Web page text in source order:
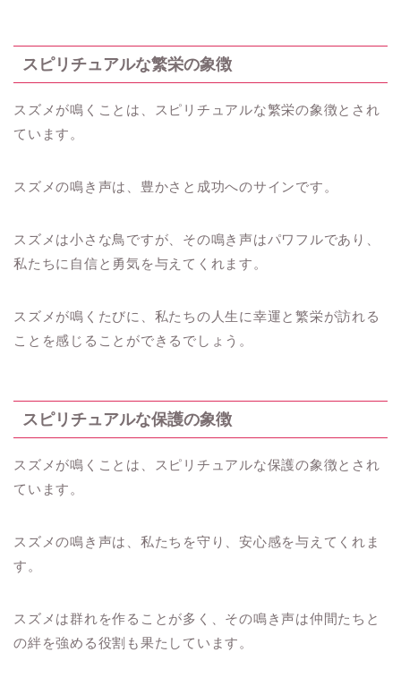
スピリチュアルな繁栄の象徴
スズメが鳴くことは、スピリチュアルな繁栄の象徴とされ
ています。
スズメの鳴き声は、豊かさと成功へのサインです。
スズメは小さな鳥ですが、その鳴き声はパワフルであり、
私たちに自信と勇気を与えてくれます。
スズメが鳴くたびに、私たちの人生に幸運と繁栄が訪れる
ことを感じることができるでしょう。
スピリチュアルな保護の象徴
スズメが鳴くことは、スピリチュアルな保護の象徴とされ
ています。
スズメの鳴き声は、私たちを守り、安心感を与えてくれま
す。
スズメは群れを作ることが多く、その鳴き声は仲間たちと
の絆を強める役割も果たしています。